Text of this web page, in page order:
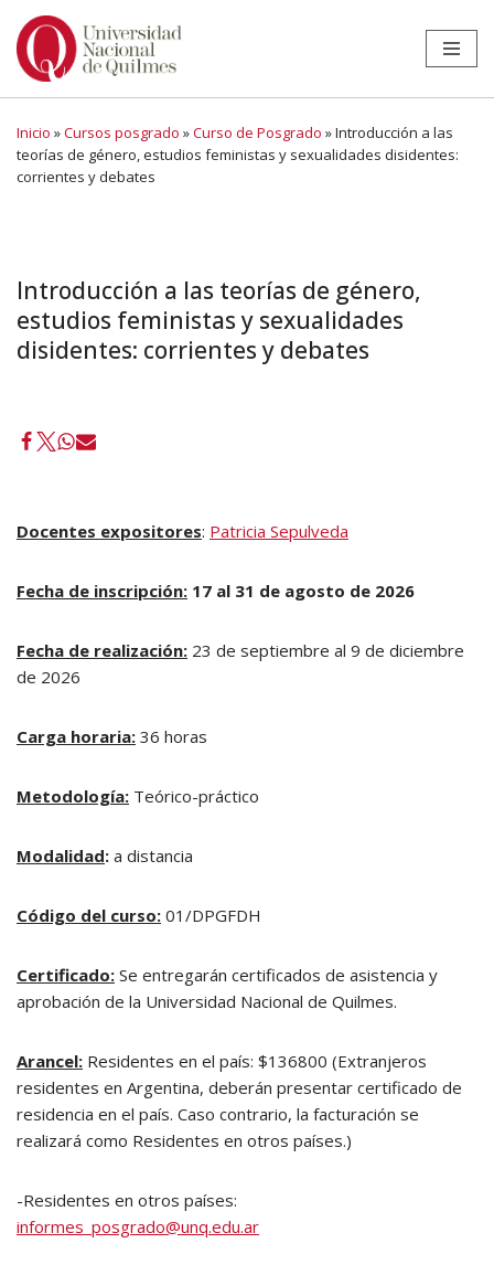
Ir
Inicio »Cursos posgrado »Curso de Posgrado »Introducción a las
teorías de género, estudios feministas y sexualidades disidentes:
corrientes y debates
Introducción a las teorías de género,
estudios feministas y sexualidades
disidentes: corrientes y debates
Docentes expositores: Patricia Sepulveda
Fecha de inscripción: 17 al 31 de agosto de 2026
Fecha de realización: 23 de septiembre al 9 de diciembre
de 2026
Carga horaria: 36 horas
Metodología: Teórico-práctico
Modalidad: a distancia
Código del curso: 01/DPGFDH
Certificado: Se entregarán certificados de asistencia y
aprobación de la Universidad Nacional de Quilmes.
Arancel: Residentes en el país: $136800 (Extranjeros
residentes en Argentina, deberán presentar certificado de
residencia en el país. Caso contrario, la facturación se
realizará como Residentes en otros países.)
-Residentes en otros países:
informes_posgrado@unq.edu.ar